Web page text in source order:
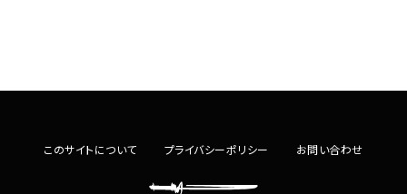
このサイトについて プライバシーポリシー お問い合わせ